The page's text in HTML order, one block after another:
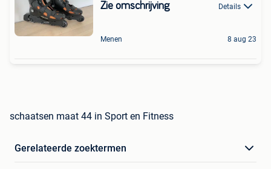
Zie omschrijving Details
Menen 8 aug 23
schaatsen maat 44 in Sport en Fitness
Gerelateerde zoektermen